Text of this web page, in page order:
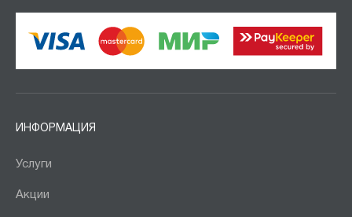
ИНФОРМАЦИЯ
Услуги
Акции